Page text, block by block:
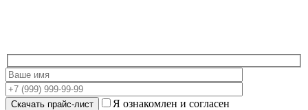
Я ознакомлен и согласен